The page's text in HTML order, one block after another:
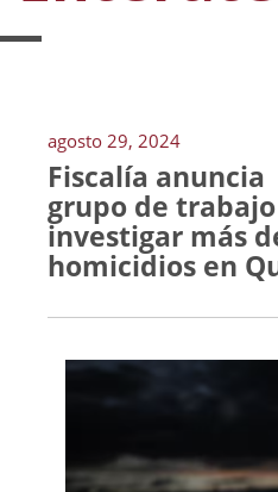
agosto 29, 2024
Fiscalía anuncia
grupo de
investigar más
homicidios en